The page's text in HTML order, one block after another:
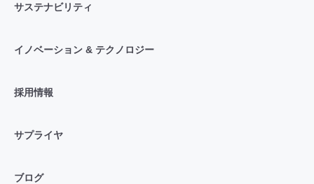
サステナビリティ
イノベーション & テクノロジー
採用情報
サプライヤ
ブログ